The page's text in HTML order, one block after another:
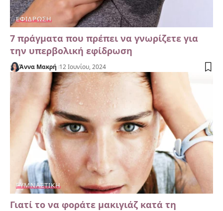
ΕΦΊΔΡΩΣΗ
7 πράγματα που πρέπει να γνωρίζετε για
την υπερβολική εφίδρωση
Άννα Μακρή 12 Ιουνίου, 2024
ΓΥΜΝΑΣΤΙΚΉ
Γιατί το να φοράτε μακιγιάζ κατά τη